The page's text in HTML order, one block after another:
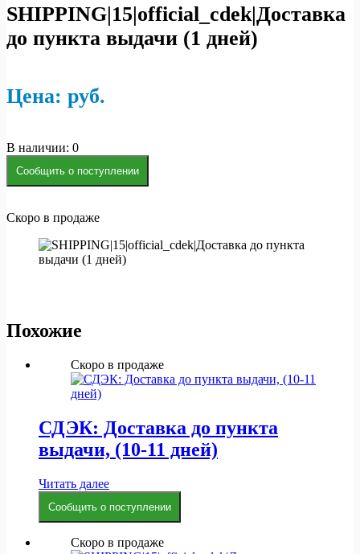
Скоро в продаже
SHIPPING|15|official_cdek|Доставка
до пункта выдачи (1 дней)
Цена: руб.
В наличии: 0
Сообщить о поступлении
Похожие
Скоро в продаже
СДЭК: Доставка до пункта
выдачи, (10-11 дней)
Читать далее
Сообщить о поступлении
Скоро в продаже